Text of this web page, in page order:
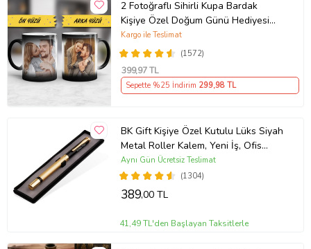
2 Fotoğraflı Sihirli Kupa Bardak
Kişiye Özel Doğum Günü Hediyesi
Sevgiliye Hediye Anneye Babaya
Ablaya Abiye Kız Erkek Kardeşe
Arkadaşa Resimli Günü Yıl Dönümü
Hediyesi
(1572)
Kargo ile Teslimat
399,97 TL
Sepette %25 İndirim 299,98 TL
BK Gift Kişiye Özel Kutulu Lüks Siyah
Metal Roller Kalem, Yeni İş, Ofis
Hediyesi, Arkadaşa Hediye,
Öğretmenler Günü
(1304)
Aynı Gün Ücretsiz Teslimat
389,00 TL
41,49 TL'den Başlayan Taksitlerle